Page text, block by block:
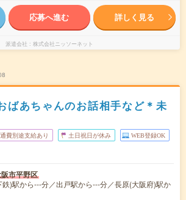
応募へ進む 詳しく見る
派遣会社 株式会社ニッソーネット
ばあちゃんのお話相手など＊未
費別途支給あり 土日祝日が休み WEB登録OK
市平野区
鉄)駅から---分／出戸駅から---分／長原(大阪府)駅か